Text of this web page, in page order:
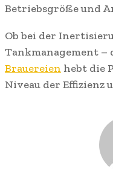
Betriebsgröße und
Ob bei der
Tankmanagement –
Brauereien hebt die
Niveau der Effizienz